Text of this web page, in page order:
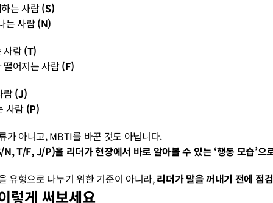
하는 사람
(S)
는 사람
(N)
사람
(T)
떨어지는 사람
(F)
람
(J)
사람
(P)
가 아니고, MBTI를 바꾼 것도 아닙니다.
T/F, J/P)을 리더가 현장에서 바로 알아볼 수 있는 ‘행동 모습’으
유형으로 나누기 위한 기준이 아니라, 리더가 말을 꺼내기 전에 점
렇게 써보세요